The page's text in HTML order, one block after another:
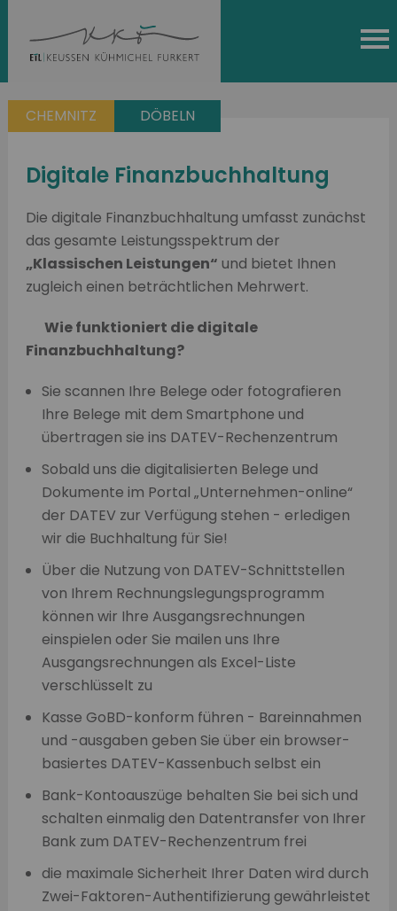
CHEMNITZ DÖBELN
Digitale Finanzbuchhaltung
Die digitale Finanzbuchhaltung umfasst zunächst
das gesamte Leistungsspektrum der
„Klassischen Leistungen“ und bietet Ihnen
zugleich einen beträchtlichen Mehrwert.
Wie funktioniert die digitale
Finanzbuchhaltung?
Sie scannen Ihre Belege oder fotografieren
Ihre Belege mit dem Smartphone und
übertragen sie ins DATEV-Rechenzentrum
Sobald uns die digitalisierten Belege und
Dokumente im Portal „Unternehmen-online“
der DATEV zur Verfügung stehen - erledigen
wir die Buchhaltung für Sie!
Über die Nutzung von DATEV-Schnittstellen
von Ihrem Rechnungslegungsprogramm
können wir Ihre Ausgangsrechnungen
einspielen oder Sie mailen uns Ihre
Ausgangsrechnungen als Excel-Liste
verschlüsselt zu
Kasse GoBD-konform führen - Bareinnahmen
und -ausgaben geben Sie über ein browser-
basiertes DATEV-Kassenbuch selbst ein
Bank-Kontoauszüge behalten Sie bei sich und
schalten einmalig den Datentransfer von Ihrer
Bank zum DATEV-Rechenzentrum frei
die maximale Sicherheit Ihrer Daten wird durch
Zwei-Faktoren-Authentifizierung gewährleistet